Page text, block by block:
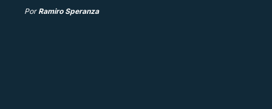
Por Ramiro Speranza